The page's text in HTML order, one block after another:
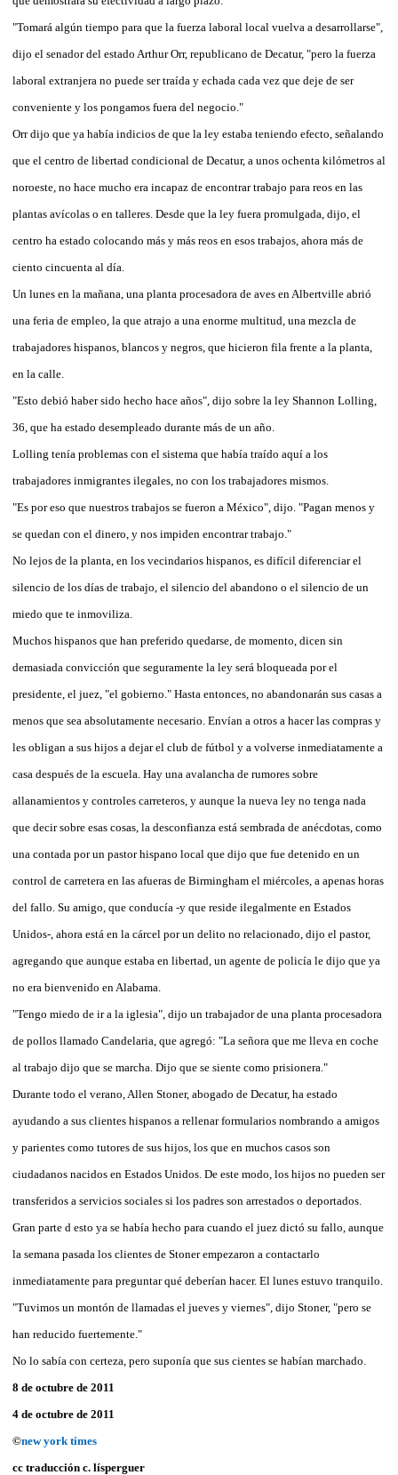
"Tomará algún tiempo para que la fuerza laboral local vuelva a desarrollarse",
dijo el senador del estado Arthur Orr, republicano de Decatur, "pero la fuerza
laboral extranjera no puede ser traída y echada cada vez que deje de ser
conveniente y los pongamos fuera del negocio."
Orr dijo que ya había indicios de que la ley estaba teniendo efecto, señalando
que el centro de libertad condicional de Decatur, a unos ochenta kilómetros al
noroeste, no hace mucho era incapaz de encontrar trabajo para reos en las
plantas avícolas o en talleres. Desde que la ley fuera promulgada, dijo, el
centro ha estado colocando más y más reos en esos trabajos, ahora más de
ciento cincuenta al día.
Un lunes en la mañana, una planta procesadora de aves en Albertville abrió
una feria de empleo, la que atrajo a una enorme multitud, una mezcla de
trabajadores hispanos, blancos y negros, que hicieron fila frente a la planta,
en la calle.
"Esto debió haber sido hecho hace años", dijo sobre la ley Shannon Lolling,
36, que ha estado desempleado durante más de un año.
Lolling tenía problemas con el sistema que había traído aquí a los
trabajadores inmigrantes ilegales, no con los trabajadores mismos.
"Es por eso que nuestros trabajos se fueron a México", dijo. "Pagan menos y
se quedan con el dinero, y nos impiden encontrar trabajo."
No lejos de la planta, en los vecindarios hispanos, es difícil diferenciar el
silencio de los días de trabajo, el silencio del abandono o el silencio de un
miedo que te inmoviliza.
Muchos hispanos que han preferido quedarse, de momento, dicen sin
demasiada convicción que seguramente la ley será bloqueada por el
presidente, el juez, "el gobierno." Hasta entonces, no abandonarán sus casas a
menos que sea absolutamente necesario. Envían a otros a hacer las compras y
les obligan a sus hijos a dejar el club de fútbol y a volverse inmediatamente a
casa después de la escuela. Hay una avalancha de rumores sobre
allanamientos y controles carreteros, y aunque la nueva ley no tenga nada
que decir sobre esas cosas, la desconfianza está sembrada de anécdotas, como
una contada por un pastor hispano local que dijo que fue detenido en un
control de carretera en las afueras de Birmingham el miércoles, a apenas horas
del fallo. Su amigo, que conducía -y que reside ilegalmente en Estados
Unidos-, ahora está en la cárcel por un delito no relacionado, dijo el pastor,
agregando que aunque estaba en libertad, un agente de policía le dijo que ya
no era bienvenido en Alabama.
"Tengo miedo de ir a la iglesia", dijo un trabajador de una planta procesadora
de pollos llamado Candelaria, que agregó: "La señora que me lleva en coche
al trabajo dijo que se marcha. Dijo que se siente como prisionera."
Durante todo el verano, Allen Stoner, abogado de Decatur, ha estado
ayudando a sus clientes hispanos a rellenar formularios nombrando a amigos
y parientes como tutores de sus hijos, los que en muchos casos son
ciudadanos nacidos en Estados Unidos. De este modo, los hijos no pueden ser
transferidos a servicios sociales si los padres son arrestados o deportados.
Gran parte d esto ya se había hecho para cuando el juez dictó su fallo, aunque
la semana pasada los clientes de Stoner empezaron a contactarlo
inmediatamente para preguntar qué deberían hacer. El lunes estuvo tranquilo.
"Tuvimos un montón de llamadas el jueves y viernes", dijo Stoner, "pero se
han reducido fuertemente."
No lo sabía con certeza, pero suponía que sus cientes se habían marchado.
8 de octubre de 2011
4 de octubre de 2011
©new york times
cc traducción c. lísperguer